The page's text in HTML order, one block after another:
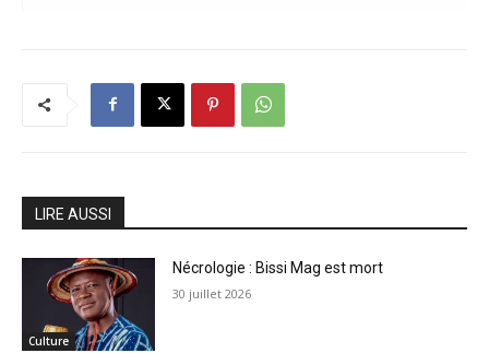
LIRE AUSSI
Culture
Nécrologie : Bissi Mag est mort
30 juillet 2026